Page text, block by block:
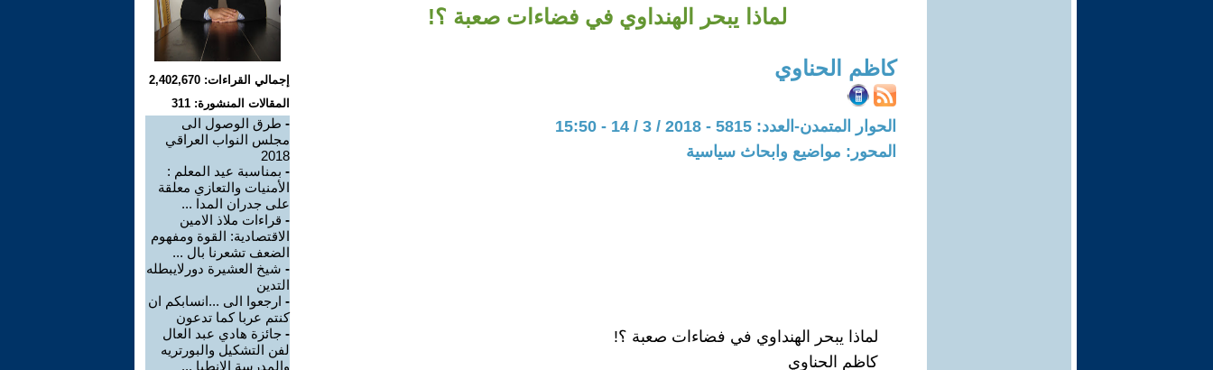
لماذا يبحر الهنداوي في فضاءات صعبة ؟!
كاظم الحناوي
الحوار المتمدن-العدد: 5815 - 2018 / 3 / 14 - 15:50
المحور: مواضيع وابحاث سياسية
لماذا يبحر الهنداوي في فضاءات صعبة ؟!
كاظم الحناوي
إجمالي القراءات: 2,402,670
المقالات المنشورة: 311
- طرق الوصول الى
مجلس النواب العراقي
2018
- بمناسبة عيد المعلم :
الأمنيات والتعازي معلقة
على جدران المدا ...
- قراءات ملاذ الامين
الاقتصادية: القوة ومفهوم
الضعف تشعرنا بال ...
- شيخ العشيرة دورلايبطله
التدين
- ارجعوا الى ...انسابكم ان
كنتم عربا كما تدعون
- جائزة هادي عبد العال
لفن التشكيل والبورتريه
والمدرسة الانطبا ...